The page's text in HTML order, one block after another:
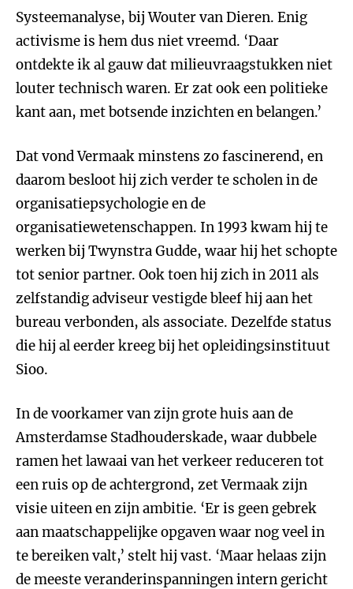
Systeemanalyse, bij Wouter van Dieren. Enig
activisme is hem dus niet vreemd. ‘Daar
ontdekte ik al gauw dat milieuvraagstukken niet
louter technisch waren. Er zat ook een politieke
kant aan, met botsende inzichten en belangen.’
Dat vond Vermaak minstens zo fascinerend, en
daarom besloot hij zich verder te scholen in de
organisatiepsychologie en de
organisatiewetenschappen. In 1993 kwam hij te
werken bij Twynstra Gudde, waar hij het schopte
tot senior partner. Ook toen hij zich in 2011 als
zelfstandig adviseur vestigde bleef hij aan het
bureau verbonden, als associate. Dezelfde status
die hij al eerder kreeg bij het opleidingsinstituut
Sioo.
In de voorkamer van zijn grote huis aan de
Amsterdamse Stadhouderskade, waar dubbele
ramen het lawaai van het verkeer reduceren tot
een ruis op de achtergrond, zet Vermaak zijn
visie uiteen en zijn ambitie. ‘Er is geen gebrek
aan maatschappelijke opgaven waar nog veel in
te bereiken valt,’ stelt hij vast. ‘Maar helaas zijn
de meeste veranderinspanningen intern gericht